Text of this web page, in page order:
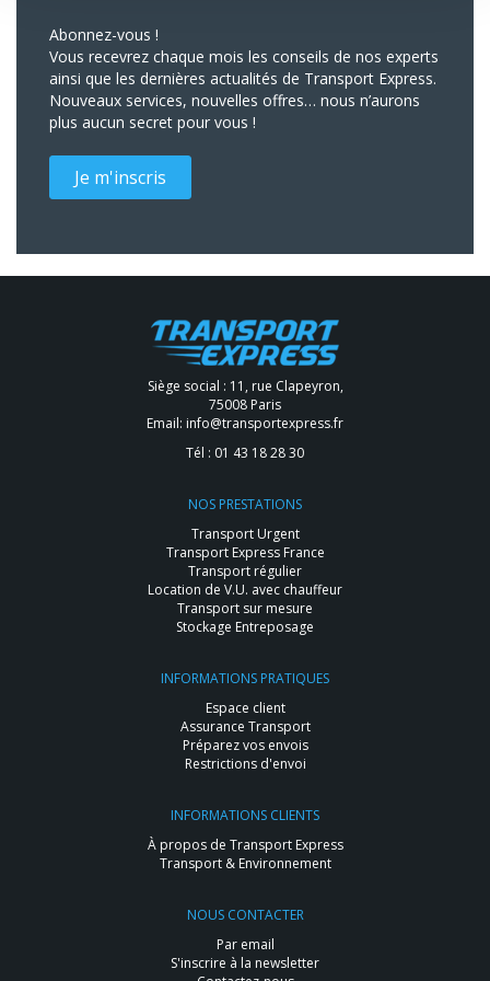
Abonnez-vous !
Vous recevrez chaque mois les conseils de nos experts
ainsi que les dernières actualités de Transport Express.
Nouveaux services, nouvelles offres… nous n’aurons
plus aucun secret pour vous !
Je m'inscris
Siège social : 11, rue Clapeyron,
75008 Paris
Email: info@transportexpress.fr
Tél : 01 43 18 28 30
NOS PRESTATIONS
Transport Urgent
Transport Express France
Transport régulier
Location de V.U. avec chauffeur
Transport sur mesure
Stockage Entreposage
INFORMATIONS PRATIQUES
Espace client
Assurance Transport
Préparez vos envois
Restrictions d'envoi
INFORMATIONS CLIENTS
À propos de Transport Express
Transport & Environnement
NOUS CONTACTER
Par email
S'inscrire à la newsletter